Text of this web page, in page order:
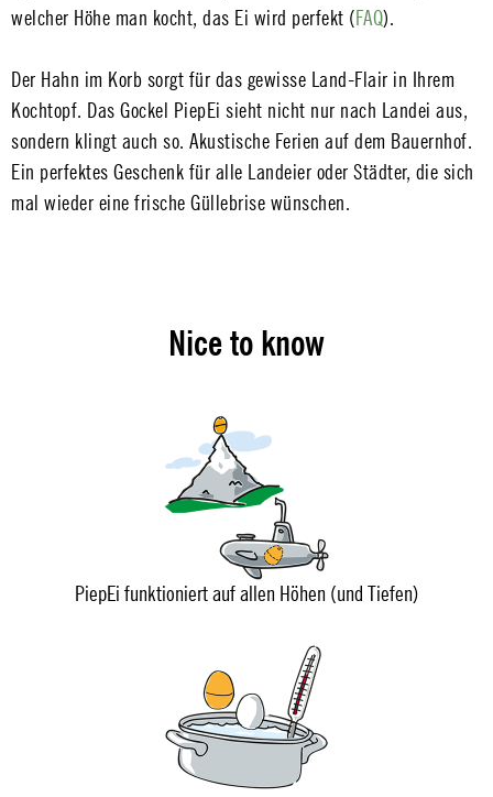
welcher Höhe man kocht, das Ei wird perfekt (FAQ).
Der Hahn im Korb sorgt für das gewisse Land-Flair in Ihrem
Kochtopf. Das Gockel PiepEi sieht nicht nur nach Landei aus,
sondern klingt auch so. Akustische Ferien auf dem Bauernhof.
Ein perfektes Geschenk für alle Landeier oder Städter, die sich
mal wieder eine frische Güllebrise wünschen.
Nice to know
PiepEi funktioniert auf allen Höhen (und Tiefen)